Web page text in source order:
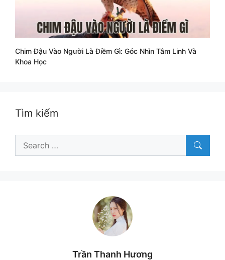
Chim Đậu Vào Người Là Điềm Gì: Góc Nhìn Tâm Linh Và
Khoa Học
Tìm kiếm
Search
Trần Thanh Hương